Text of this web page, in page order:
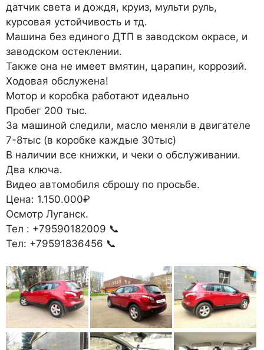
датчик света и дождя, круиз, мульти руль,
курсовая устойчивость и тд.
Машина без единого ДТП в заводском окрасе, и
заводском остеклении.
Также она не имеет вмятин, царапин, коррозий.
Ходовая обслужена!
Мотор и коробка работают идеально
Пробег 200 тыс.
За машиной следили, масло меняли в двигателе
7-8тыс (в коробке каждые 30тыс)
В наличии все книжки, и чеки о обслуживании.
Два ключа.
Видео автомобиля сброшу по просьбе.
Цена: 1.150.000₽
Осмотр Луганск.
Тел : +79590182009 📞
Тел: +79591836456 📞